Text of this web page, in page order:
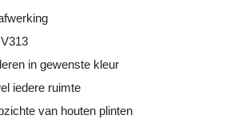
in gewenste kleur
iedere ruimte
van houten plinten